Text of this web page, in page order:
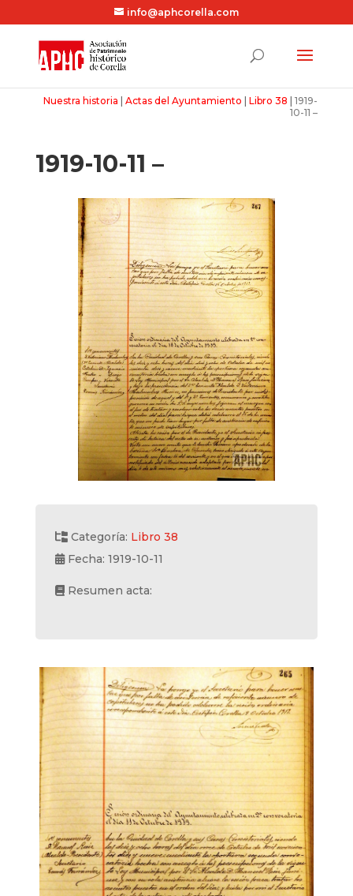
info@aphcorella.com
Nuestra historia |Actas del Ayuntamiento |Libro 38 |1919-
10-11 –
1919-10-11 –
Categoría: Libro 38
Fecha: 1919-10-11
Resumen acta: